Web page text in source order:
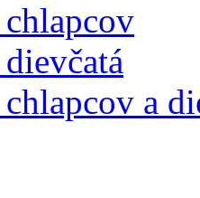
a